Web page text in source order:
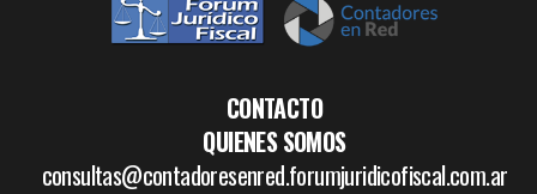
CONTACTO
QUIENES SOMOS
consultas@contadoresenred.forumjuridicofiscal.com.ar